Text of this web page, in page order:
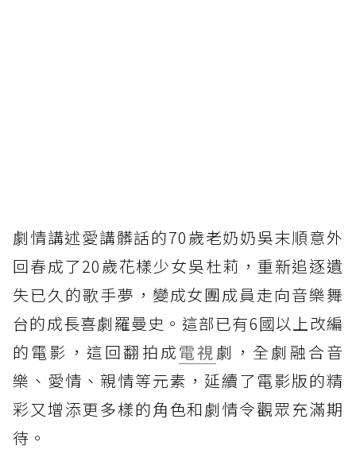
劇情講述愛講髒話的70歲老奶奶吳末順意外
回春成了20歲花樣少女吳杜莉，重新追逐遺
失已久的歌手夢，變成女團成員走向音樂舞
台的成長喜劇羅曼史。這部已有6國以上改編
的電影，這回翻拍成電視劇，全劇融合音
樂、愛情、親情等元素，延續了電影版的精
彩又增添更多樣的角色和劇情令觀眾充滿期
待。